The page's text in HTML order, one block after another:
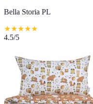
Bella Storia PL
★★★★★
4.5/5